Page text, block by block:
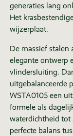
generaties lang
Het
wijzerplaat.
De massief stalen
elegante ontwerp
vlindersluiting.
uitgebalanceerde
WSTA0105 een
formele als
waterdichtheid tot
perfecte balans